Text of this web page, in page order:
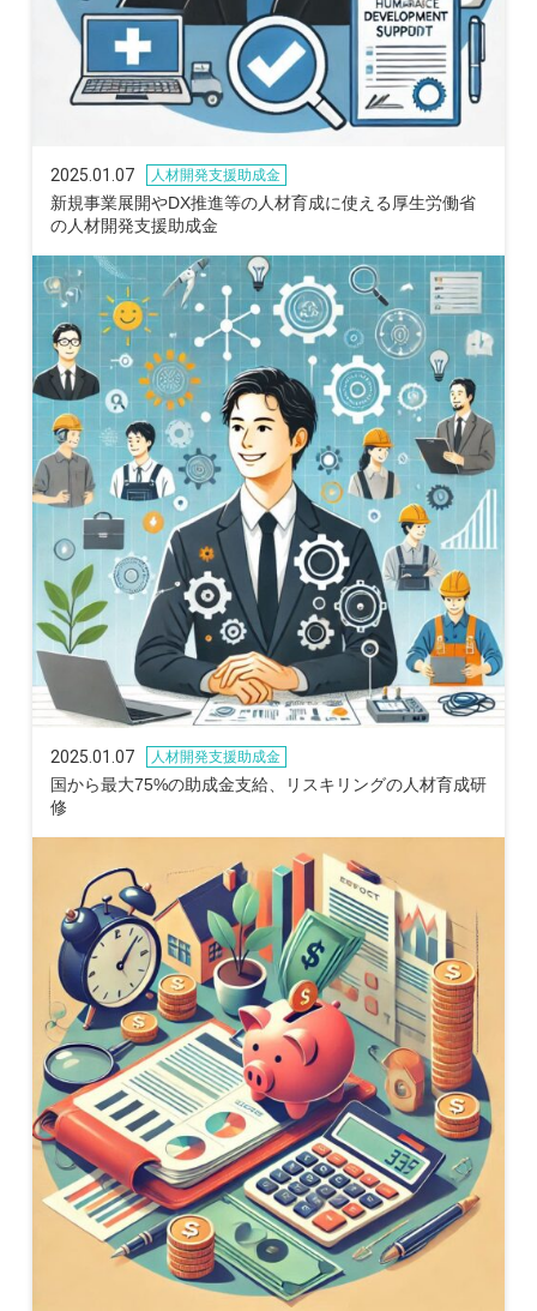
2025.01.07 人材開発支援助成金
新規事業展開やDX推進等の人材育成に使える厚生労働省
の人材開発支援助成金
2025.01.07 人材開発支援助成金
国から最大75%の助成金支給、リスキリングの人材育成研
修